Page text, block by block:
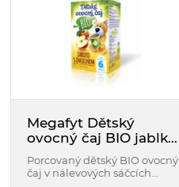
Megafyt Dětský
ovocný čaj BIO jablko
s inulinem
Porcovaný dětský BIO ovocný
čaj v nálevových sáčcích